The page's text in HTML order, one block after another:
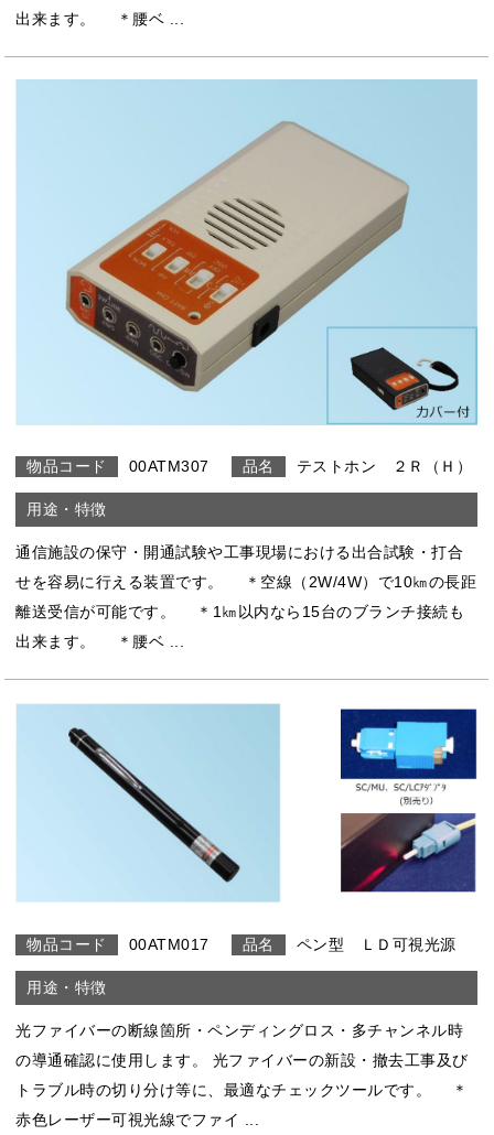
出来ます。 ＊腰ベ ...
00ATM307 テストホン ２Ｒ（Ｈ）
通信施設の保守・開通試験や工事現場における出合試験・打合
せを容易に行える装置です。 ＊空線（2W/4W）で10㎞の長距
離送受信が可能です。 ＊1㎞以内なら15台のブランチ接続も
出来ます。 ＊腰ベ ...
00ATM017 ペン型 ＬＤ可視光源
光ファイバーの断線箇所・ペンディングロス・多チャンネル時
の導通確認に使用します。 光ファイバーの新設・撤去工事及び
トラブル時の切り分け等に、最適なチェックツールです。 ＊
赤色レーザー可視光線でファイ ...